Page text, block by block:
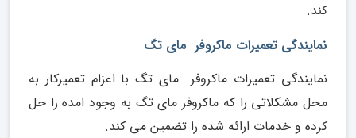
کند.
نمایندگی تعمیرات ماکروفر مای تگ
نمایندگی تعمیرات ماکروفر مای تگ با اعزام تعمیرکار به
محل مشکلاتی را که ماکروفر مای تگ به وجود امده را حل
کرده و خدمات ارائه شده را تضمین می کند.